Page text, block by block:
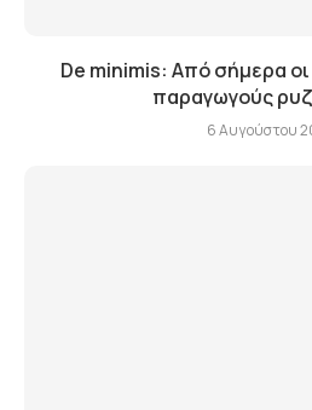
De minimis: Από σήμερα οι
παραγωγούς
6 Αυγούστου